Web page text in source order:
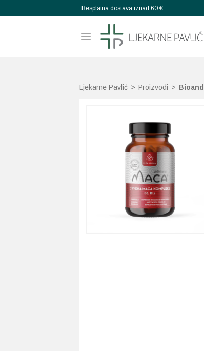
Besplatna dostava iznad 60 €
Ljekarne Pavlić > Proizvodi >